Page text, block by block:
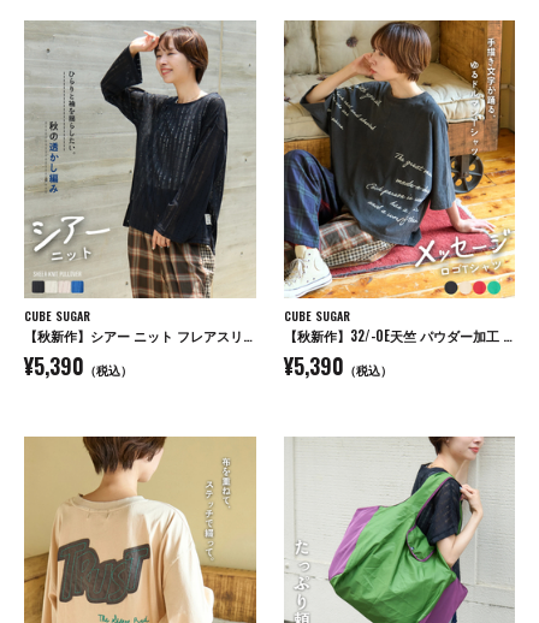
CUBE SUGAR
【秋新作】シアー ニット フレアスリーブ プルオーバー
¥5,390 （税込）
CUBE SUGAR
【秋新作】32/-OE天竺 パウダー加工 5分袖 ドルマン Tシャツ
¥5,390 （税込）